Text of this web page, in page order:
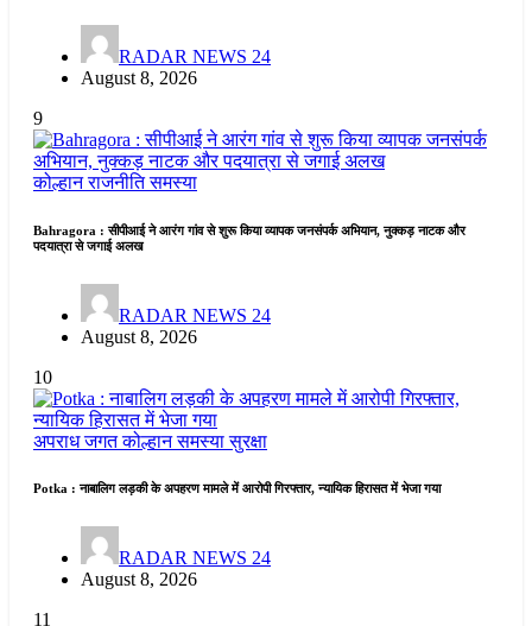
RADAR NEWS 24
August 8, 2026
9
कोल्हानराजनीतिसमस्या
Bahragora : सीपीआई ने आरंग गांव से शुरू किया व्यापक जनसंपर्क अभियान, नुक्कड़ नाटक और
पदयात्रा से जगाई अलख
RADAR NEWS 24
August 8, 2026
10
अपराध जगतकोल्हानसमस्यासुरक्षा
Potka : नाबालिग लड़की के अपहरण मामले में आरोपी गिरफ्तार, न्यायिक हिरासत में भेजा गया
RADAR NEWS 24
August 8, 2026
11